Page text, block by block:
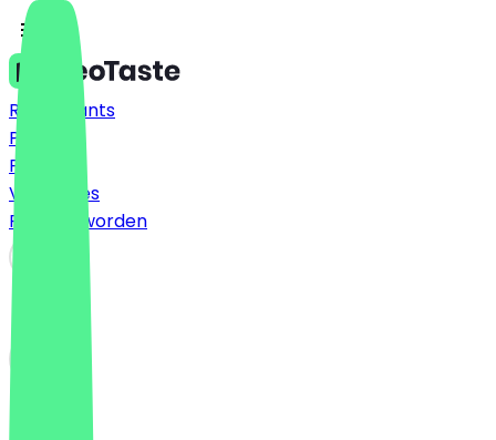
Restaurants
Prijzen
FAQ
Vacatures
Partner worden